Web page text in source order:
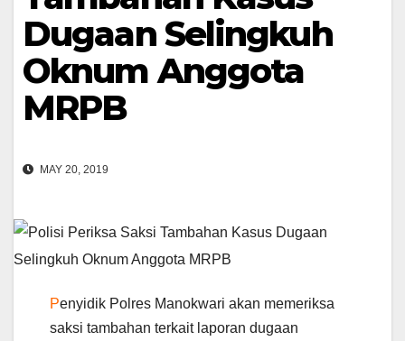
Dugaan Selingkuh
Oknum Anggota
MRPB
MAY 20, 2019
Penyidik Polres Manokwari akan memeriksa
saksi tambahan terkait laporan dugaan